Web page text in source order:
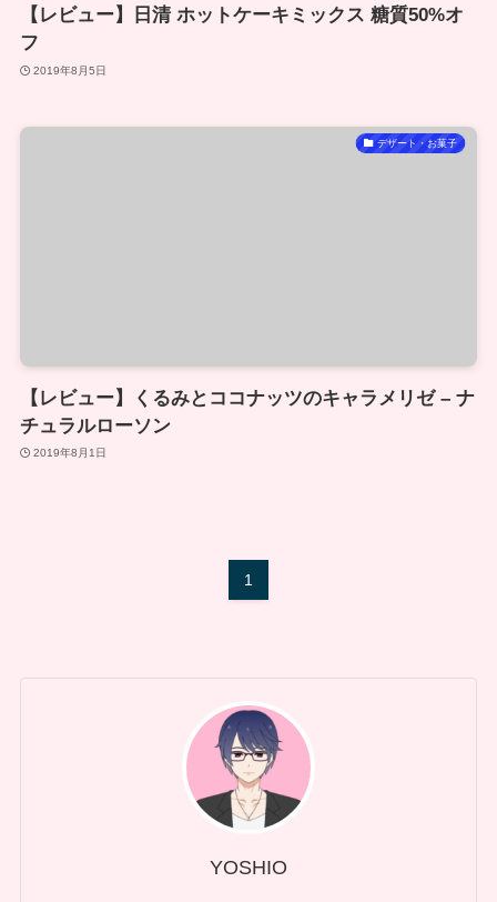
【レビュー】日清 ホットケーキミックス 糖質50%オ
フ
2019年8月5日
デザート・お菓子
【レビュー】くるみとココナッツのキャラメリゼ – ナ
チュラルローソン
2019年8月1日
1
YOSHIO